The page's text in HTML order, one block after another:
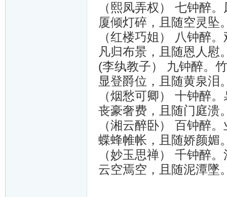
（熙凤弄权） 七钟醉
厦倾灯碎，且随空灵坠
（红楼巧姐） 八钟醉
凡归布景，且随恩人
(李纨教子） 九钟醉。
显登爵位，且随黄泉泪
（烟愁可卿） 十钟醉
丧豪奢费，且随门庭溃
（湘云醉卧） 百钟醉
蝶蜂帷帐，且随娇颜媚
（妙玉思禅） 千钟醉
云空焉空，且随泥潭墜